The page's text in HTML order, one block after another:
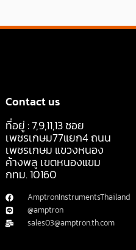
Contact us
ที่อยู่ : 7,9,11,13 ซอย
เพชรเกษม77แยก4 ถนน
เพชรเกษม แขวงหนอง
ค้างพลู เขตหนองแขม
กทม. 10160
AmptronInstrumentsThailand
@amptron
sales03@amptron.th.com